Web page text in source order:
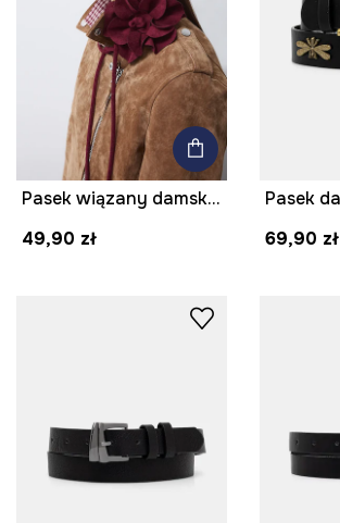
Pasek wiązany damski z imitacji zamszu
49,90 zł
69,90 zł